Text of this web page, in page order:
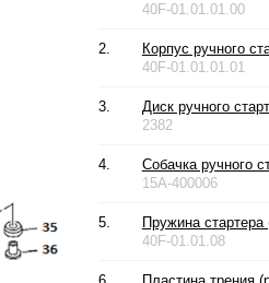
40F-01.01.01.00
2.
Корпус ручного
40F-01.01.01.01
3.
Диск ручного
2382
4.
Собачка ручного
15A-400006
5.
Пружина стартера
40F-01.01.08